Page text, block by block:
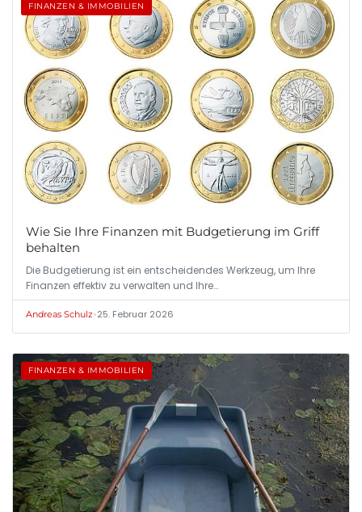
FINANZEN & IMMOBILIEN
Wie Sie Ihre Finanzen mit Budgetierung im Griff
behalten
Die Budgetierung ist ein entscheidendes Werkzeug, um Ihre
Finanzen effektiv zu verwalten und Ihre…
Andreas Schulz•25. Februar 2026
FINANZEN & IMMOBILIEN